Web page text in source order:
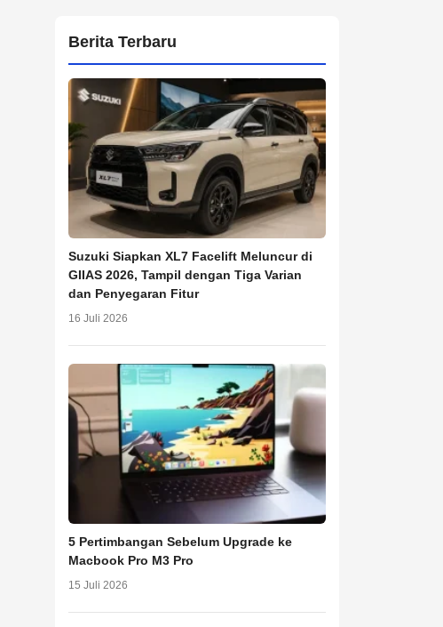
Berita Terbaru
Suzuki Siapkan XL7 Facelift Meluncur di
GIIAS 2026, Tampil dengan Tiga Varian
dan Penyegaran Fitur
16 Juli 2026
5 Pertimbangan Sebelum Upgrade ke
Macbook Pro M3 Pro
15 Juli 2026